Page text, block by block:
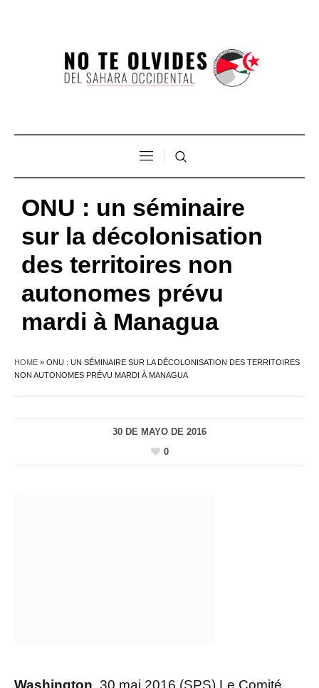
ONU : un séminaire
sur la décolonisation
des territoires non
autonomes prévu
mardi à Managua
HOME » ONU : UN SÉMINAIRE SUR LA DÉCOLONISATION DES TERRITOIRES
NON AUTONOMES PRÉVU MARDI À MANAGUA
30 DE MAYO DE 2016
0